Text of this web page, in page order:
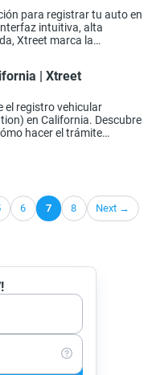
para registrar tu auto en
intuitiva, alta
Xtreet marca la
| Xtreet
el registro vehicular
en California. Descubre
hacer el trámite
6 7 8 Next →